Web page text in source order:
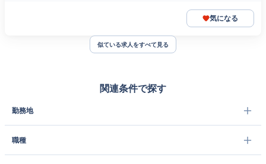
気になる
似ている求人をすべて見る
関連条件で探す
勤務地
職種